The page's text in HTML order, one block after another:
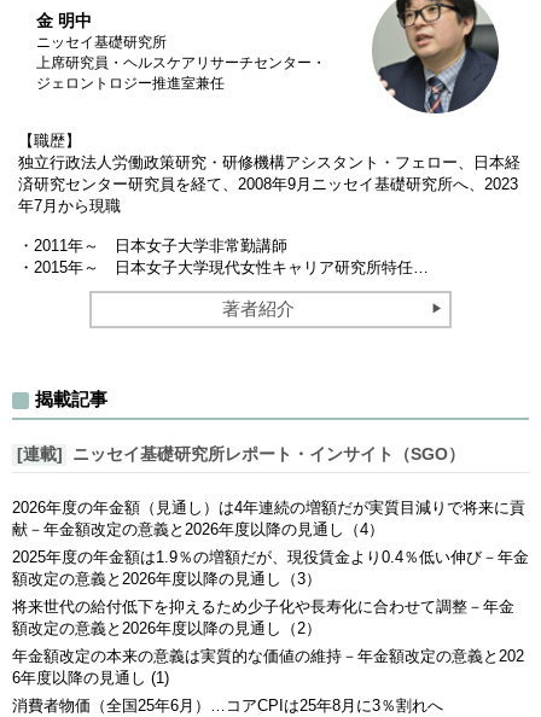
金 明中
ニッセイ基礎研究所
上席研究員・ヘルスケアリサーチセンター・
ジェロントロジー推進室兼任
【職歴】
独立行政法人労働政策研究・研修機構アシスタント・フェロー、日本経
済研究センター研究員を経て、2008年9月ニッセイ基礎研究所へ、2023
年7月から現職
・2011年～ 日本女子大学非常勤講師
・2015年～ 日本女子大学現代女性キャリア研究所特任…
著者紹介
揭載記事
[連載] ニッセイ基礎研究所レポート・インサイト（SGO）
2026年度の年金額（見通し）は4年連続の増額だが実質目減りで将来に貢
献－年金額改定の意義と2026年度以降の見通し（4）
2025年度の年金額は1.9％の増額だが、現役賃金より0.4％低い伸び－年金
額改定の意義と2026年度以降の見通し（3）
将来世代の給付低下を抑えるため少子化や長寿化に合わせて調整－年金
額改定の意義と2026年度以降の見通し（2）
年金額改定の本来の意義は実質的な価値の維持－年金額改定の意義と202
6年度以降の見通し (1)
消費者物価（全国25年6月）…コアCPIは25年8月に3％割れへ